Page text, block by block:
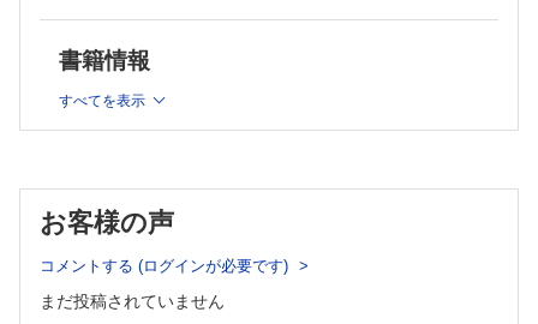
C.その他
2．PAK3関連性知的障害
NOTE
3 脂肪酸代謝異常症
5 ミトコンドリア病
6 尿素サイクル異常症
A.ミトコンドリア関連疾患
1 チアミン（ビタミンB1）代謝異常症候群
（1）チアミンピロホスホキナーゼ1欠損症
2 リボフラビン反応
書籍情報
すべてを表示
お客様の声
コメントする (ログインが必要です)
まだ投稿されていません